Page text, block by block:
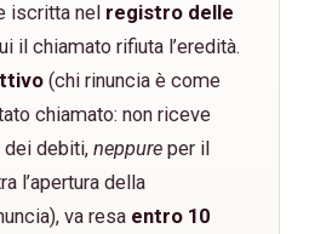
iscritta nel registro delle
il chiamato rifiuta l’eredità.
(chi rinuncia è come
chiamato: non riceve
dei debiti, neppure per il
l’apertura della
va resa entro 10